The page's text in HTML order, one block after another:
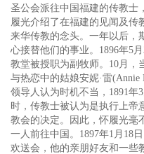
圣公会派往中国福建的传教士
履光介绍了在福建的见闻及传
来华传教的念头。一年以后，
心接替他们的事业。1896年5
教堂被授职为副牧师。10月，
与热恋中的姑娘安妮·雷
领导人认为时机不当，1891年
时，传教士被认为是执行上帝
教会的决定。因此，怀履光毫
一人前往中国。1897年1月18
欢送会，他的亲朋好友和一些